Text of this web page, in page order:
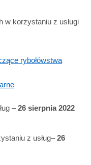
w korzystaniu z usługi
rybołówstwa
–26 sierpnia 2022
z usług–26